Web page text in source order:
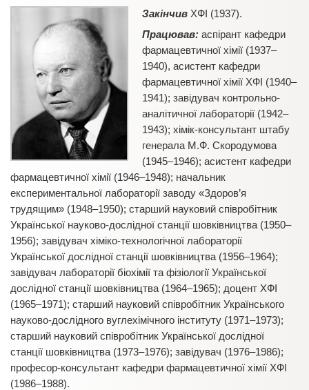
Закінчив ХФІ (1937).
Працював: аспірант кафедри
фармацевтичної хімії (1937–
1940), асистент кафедри
фармацевтичної хімії ХФІ (1940–
1941); завідувач контрольно-
аналітичної лабораторії (1942–
1943); хімік-консультант штабу
генерала М.Ф. Скородумова
(1945–1946); асистент кафедри
фармацевтичної хімії (1946–1948); начальник
експериментальної лабораторії заводу «Здоров’я
трудящим» (1948–1950); старший науковий співробітник
Української науково-дослідної станції шовківництва (1950–
1956); завідувач хіміко-технологічної лабораторії
Української дослідної станції шовківництва (1956–1964);
завідувач лабораторії біохімії та фізіології Української
дослідної станції шовківництва (1964–1965); доцент ХФІ
(1965–1971); старший науковий співробітник Українського
науково-дослідного вуглехімічного інституту (1971–1973);
старший науковий співробітник Української дослідної
станції шовківництва (1973–1976); завідувач (1976–1986);
професор-консультант кафедри фармацевтичної хімії ХФІ
(1986–1988).